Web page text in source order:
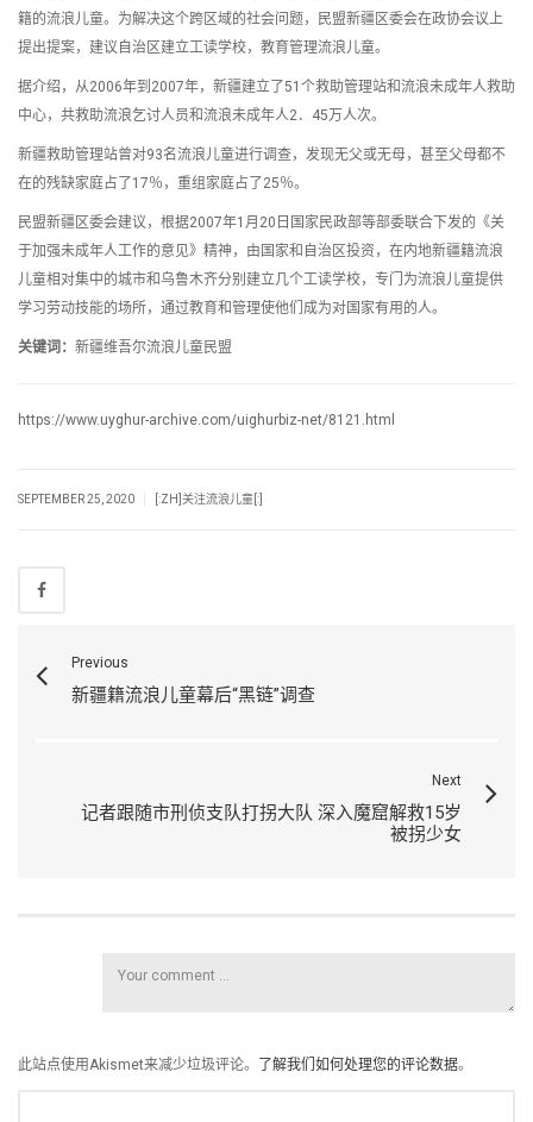
籍的流浪儿童。为解决这个跨区域的社会问题，民盟新疆区委会在政协会议上
提出提案，建议自治区建立工读学校，教育管理流浪儿童。
据介绍，从2006年到2007年，新疆建立了51个救助管理站和流浪未成年人救助
中心，共救助流浪乞讨人员和流浪未成年人2．45万人次。
新疆救助管理站曾对93名流浪儿童进行调查，发现无父或无母，甚至父母都不
在的残缺家庭占了17％，重组家庭占了25％。
民盟新疆区委会建议，根据2007年1月20日国家民政部等部委联合下发的《关
于加强未成年人工作的意见》精神，由国家和自治区投资，在内地新疆籍流浪
儿童相对集中的城市和乌鲁木齐分别建立几个工读学校，专门为流浪儿童提供
学习劳动技能的场所，通过教育和管理使他们成为对国家有用的人。
关键词： 新疆维吾尔流浪儿童民盟
https://www.uyghur-archive.com/uighurbiz-net/8121.html
SEPTEMBER 25, 2020 [:ZH]关注流浪儿童[:]
Previous
新疆籍流浪儿童幕后“黑链”调查
Next
记者跟随市刑侦支队打拐大队 深入魔窟解救15岁
被拐少女
此站点使用Akismet来减少垃圾评论。 了解我们如何处理您的评论数据。